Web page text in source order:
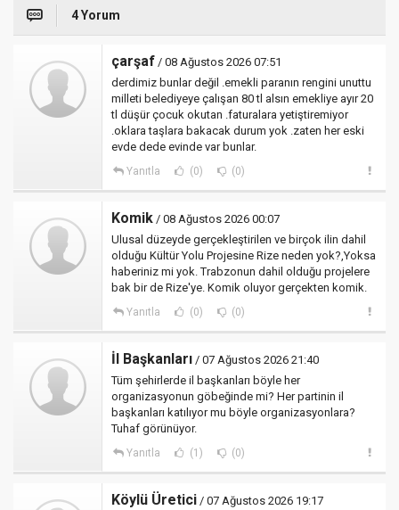
4 Yorum
çarşaf / 08 Ağustos 2026 07:51
derdimiz bunlar değil .emekli paranın rengini unuttu
milleti belediyeye çalışan 80 tl alsın emekliye ayır 20
tl düşür çocuk okutan .faturalara yetiştiremiyor
.oklara taşlara bakacak durum yok .zaten her eski
evde dede evinde var bunlar.
Yanıtla (0) (0)
Komik / 08 Ağustos 2026 00:07
Ulusal düzeyde gerçekleştirilen ve birçok ilin dahil
olduğu Kültür Yolu Projesine Rize neden yok?,Yoksa
haberiniz mi yok. Trabzonun dahil olduğu projelere
bak bir de Rize'ye. Komik oluyor gerçekten komik.
Yanıtla (0) (0)
İl Başkanları / 07 Ağustos 2026 21:40
Tüm şehirlerde il başkanları böyle her
organizasyonun göbeğinde mi? Her partinin il
başkanları katılıyor mu böyle organizasyonlara?
Tuhaf görünüyor.
Yanıtla (1) (0)
Köylü Üretici / 07 Ağustos 2026 19:17